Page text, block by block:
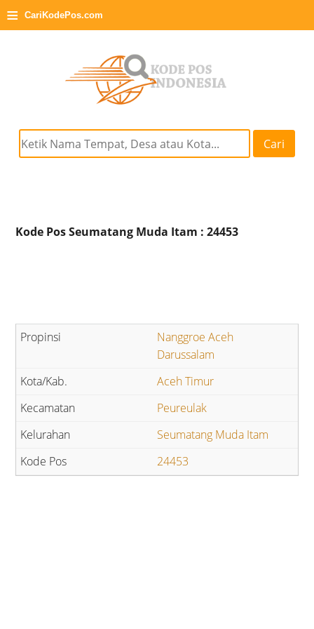
≡ CariKodePos.com
Cari
Kode Pos Seumatang Muda Itam : 24453
Nanggroe Aceh
Darussalam
Aceh Timur
Peureulak
Seumatang Muda Itam
24453